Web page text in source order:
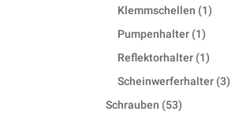
Klemmschellen 11
Pumpenhalter 11
product
Reflektorhalter 11
product
Scheinwerferhalter 33
Schrauben 5353